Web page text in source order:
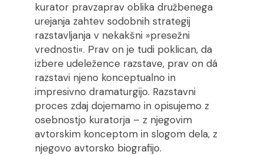
kurator pravzaprav oblika družbenega
urejanja zahtev sodobnih strategij
razstavljanja v nekakšni »presežni
vrednosti«. Prav on je tudi poklican, da
izbere udeležence razstave, prav on dá
razstavi njeno konceptualno in
impresivno dramaturgijo. Razstavni
proces zdaj dojemamo in opisujemo z
osebnostjo kuratorja – z njegovim
avtorskim konceptom in slogom dela, z
njegovo avtorsko biografijo.